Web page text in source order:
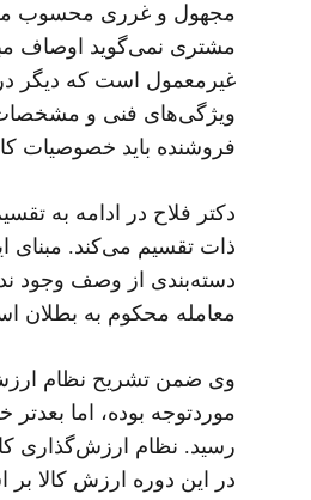
مجهول و غرری محسوب
مشتری نمی‌گوید اوصاف
ویژگی‌های فنی و مشخصات
فروشنده باید خصوصیات
دکتر فلاح در ادامه به
دسته‌بندی از وصف وجود
معامله محکوم به بطلان
وی ضمن تشریح نظام
موردتوجه بوده، اما
رسید. نظام ارزش‌گذاری
در این دوره ارزش کالا